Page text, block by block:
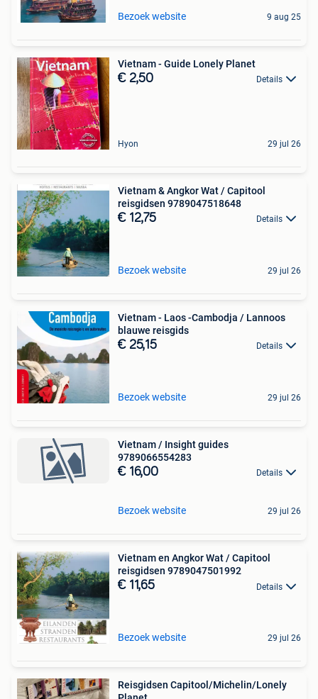
Bezoek website 9 aug 25
Vietnam - Guide Lonely Planet
€ 2,50 Details
Hyon 29 jul 26
Vietnam & Angkor Wat / Capitool
reisgidsen 9789047518648
€ 12,75 Details
Bezoek website 29 jul 26
Vietnam - Laos -Cambodja / Lannoos
blauwe reisgids
€ 25,15 Details
Bezoek website 29 jul 26
Vietnam / Insight guides
9789066554283
€ 16,00 Details
Bezoek website 29 jul 26
Vietnam en Angkor Wat / Capitool
reisgidsen 9789047501992
€ 11,65 Details
Bezoek website 29 jul 26
Reisgidsen Capitool/Michelin/Lonely